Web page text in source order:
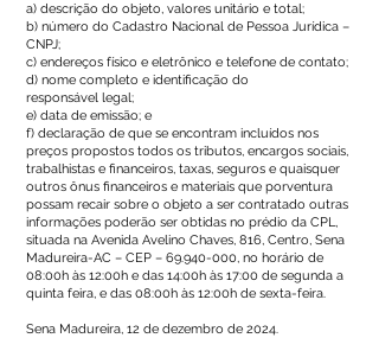
a) descrição do objeto, valores unitário e total;
b) número do Cadastro Nacional de Pessoa Jurídica –
CNPJ;
c) endereços físico e eletrônico e telefone de contato;
d) nome completo e identificação do
responsável legal;
e) data de emissão; e
f) declaração de que se encontram incluídos nos
preços propostos todos os tributos, encargos sociais,
trabalhistas e financeiros, taxas, seguros e quaisquer
outros ônus financeiros e materiais que porventura
possam recair sobre o objeto a ser contratado outras
informações poderão ser obtidas no prédio da CPL,
situada na Avenida Avelino Chaves, 816, Centro, Sena
Madureira-AC – CEP – 69.940-000, no horário de
08:00h às 12:00h e das 14:00h às 17:00 de segunda a
quinta feira, e das 08:00h às 12:00h de sexta-feira.
Sena Madureira, 12 de dezembro de 2024.